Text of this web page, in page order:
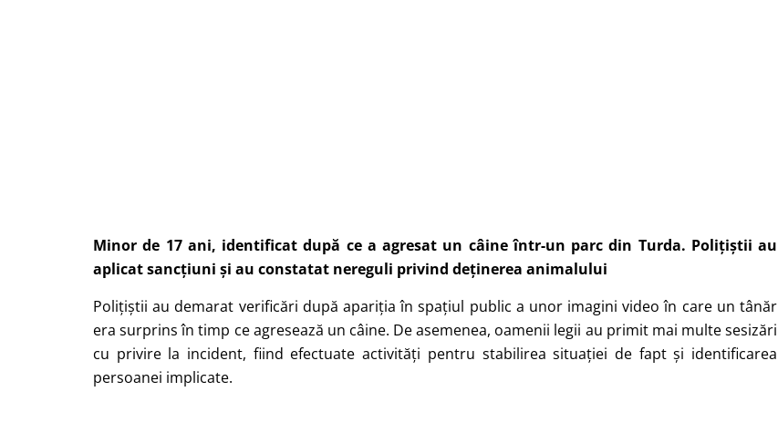
Minor de 17 ani, identificat după ce a agresat un câine într-un parc din Turda. Polițiștii au
aplicat sancțiuni și au constatat nereguli privind deținerea animalului
Polițiștii au demarat verificări după apariția în spațiul public a unor imagini video în care un tânăr
era surprins în timp ce agresează un câine. De asemenea, oamenii legii au primit mai multe sesizări
cu privire la incident, fiind efectuate activități pentru stabilirea situației de fapt și identificarea
persoanei implicate.